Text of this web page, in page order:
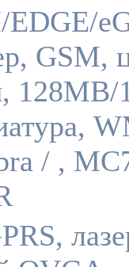
GSM,
128MB/
/ ,